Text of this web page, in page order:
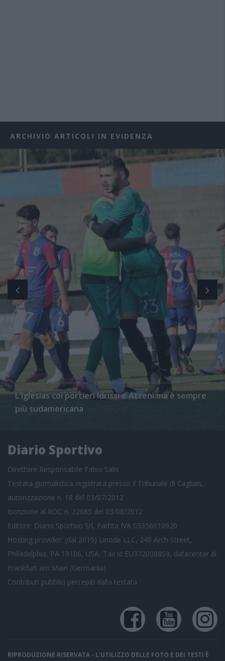
ARCHIVIO ARTICOLI IN EVIDENZA
L'Iglesias coi portieri Idrissi e Atzeni ma è sempre
più sudamericana
Diario Sportivo
Direttore Responsabile Fabio Salis
Testata giornalistica registrata presso il Tribunale di Cagliari,
autorizzazione n. 18 del 03/07/2012
Iscrizione al ROC n. 22685 del 03/08/2012
Editore: Diario Sportivo Srl, Partita IVA 03356010920
Hosting provider: (dal 2015) Linode LLC, 249 Arch Street,
Philadelphia, PA 19106, USA, Tax id EU372008859, datacenter di
Frankfurt am Main (Germania)
Contributi pubblici percepiti dalla testata
RIPRODUZIONE RISERVATA - L'UTILIZZO DELLE FOTO E DEI TESTI È